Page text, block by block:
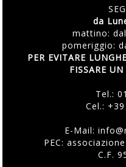
da
mattino:
pomeriggio:
PER EVITARE
FISSARE
Tel.:
Cel.:
E-Mail:
PEC:
C.F.